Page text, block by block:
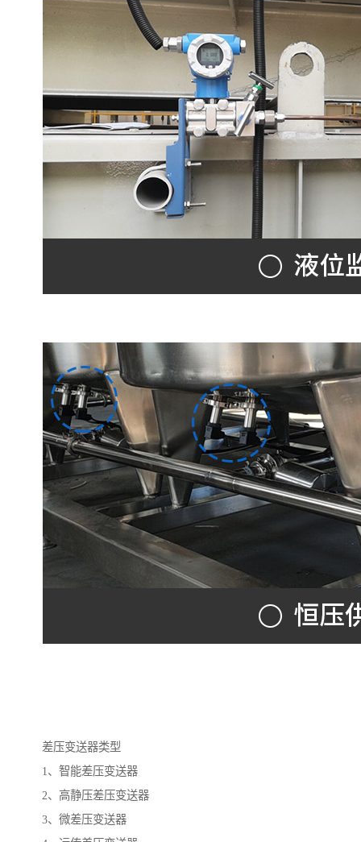
差压变送器类型
1、智能差压变送器
2、高静压差压变送器
3、微差压变送器